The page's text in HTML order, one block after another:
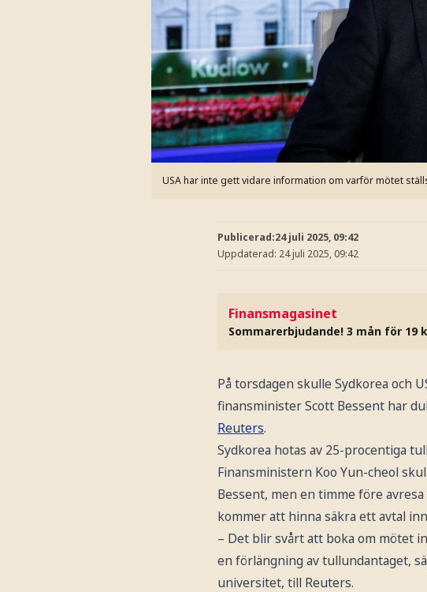
USA har inte gett vidare information om varför mötet
Publicerad:24 juli 2025, 09:42
Uppdaterad: 24 juli 2025, 09:42
Finansmagasinet
Sommarerbjudande! 3 mån för 19
På torsdagen skulle Sydkorea och
finansminister Scott Bessent har
Reuters.
Sydkorea hotas av 25-procentiga
Finansministern Koo Yun-cheol
Bessent, men en timme före
kommer att hinna säkra ett avtal
– Det blir svårt att boka om mötet
en förlängning av tullundantaget,
universitet, till Reuters.